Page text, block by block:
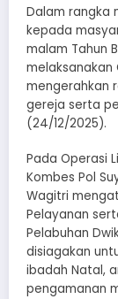
Dalam rangka
kepada
malam Tahun
melaksanakan
mengerahkan
gereja serta
(24/12/2025).
Pada Operasi
Kombes Pol
Wagitri
Pelayanan
Pelabuhan
disiagakan
ibadah Natal,
pengamanan